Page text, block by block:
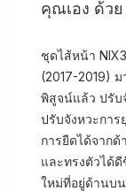
คุณเอง ด้ว
ชุดไส้หน้า
(2017-2019)
พิสูจน์แล้ว ปรับ
ปรับจังหวะกา
การยืดได้จาก
และทรงตัวได้
ใหม่ที่อยู่ด้านบ